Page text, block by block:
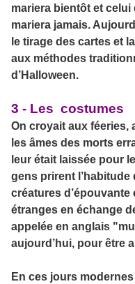
mariera bientôt et
mariera jamais.
le tirage des cartes et
aux méthodes
d’Halloween.
3 - Les costumes
On croyait aux féeries,
les âmes des morts
leur était laissée pour
gens prirent
créatures
étranges en échange
appelée en anglais
aujourd’hui, pour être
En ces jours